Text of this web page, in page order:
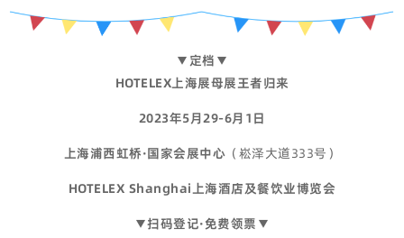
▼定档▼
HOTELEX上海展母展王者归来
2023年5月29-6月1日
上海浦西虹桥·国家会展中心 （崧泽大道333号）
HOTELEX Shanghai上海酒店及餐饮业博览会
▼扫码登记·免费领票▼